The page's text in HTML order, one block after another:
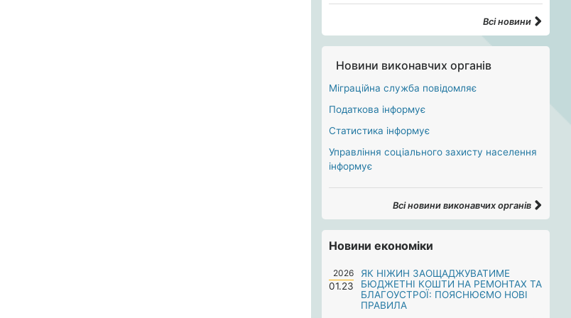
Всі новини
Новини виконавчих органів
Міграційна служба повідомляє
Податкова інформує
Статистика інформує
Управління соціального захисту населення
інформує
Всі новини виконавчих органів
Новини економіки
2026
01.23
ЯК НІЖИН ЗАОЩАДЖУВАТИМЕ
БЮДЖЕТНІ КОШТИ НА РЕМОНТАХ ТА
БЛАГОУСТРОЇ: ПОЯСНЮЄМО НОВІ
ПРАВИЛА